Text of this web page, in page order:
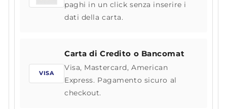
paghi in un click senza inserire i
dati della carta.
VISA
Carta di Credito o Bancomat
Visa, Mastercard, American
Express. Pagamento sicuro al
checkout.